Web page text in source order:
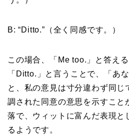
B: “Ditto.”（全く同感です。）
この場合、「Me too.」と答え
「Ditto.」と言うことで、「あ
と、私の意見は寸分違わず同じ
調された同意の意思を示すこと
落で、ウィットに富んだ表現と
るようです。